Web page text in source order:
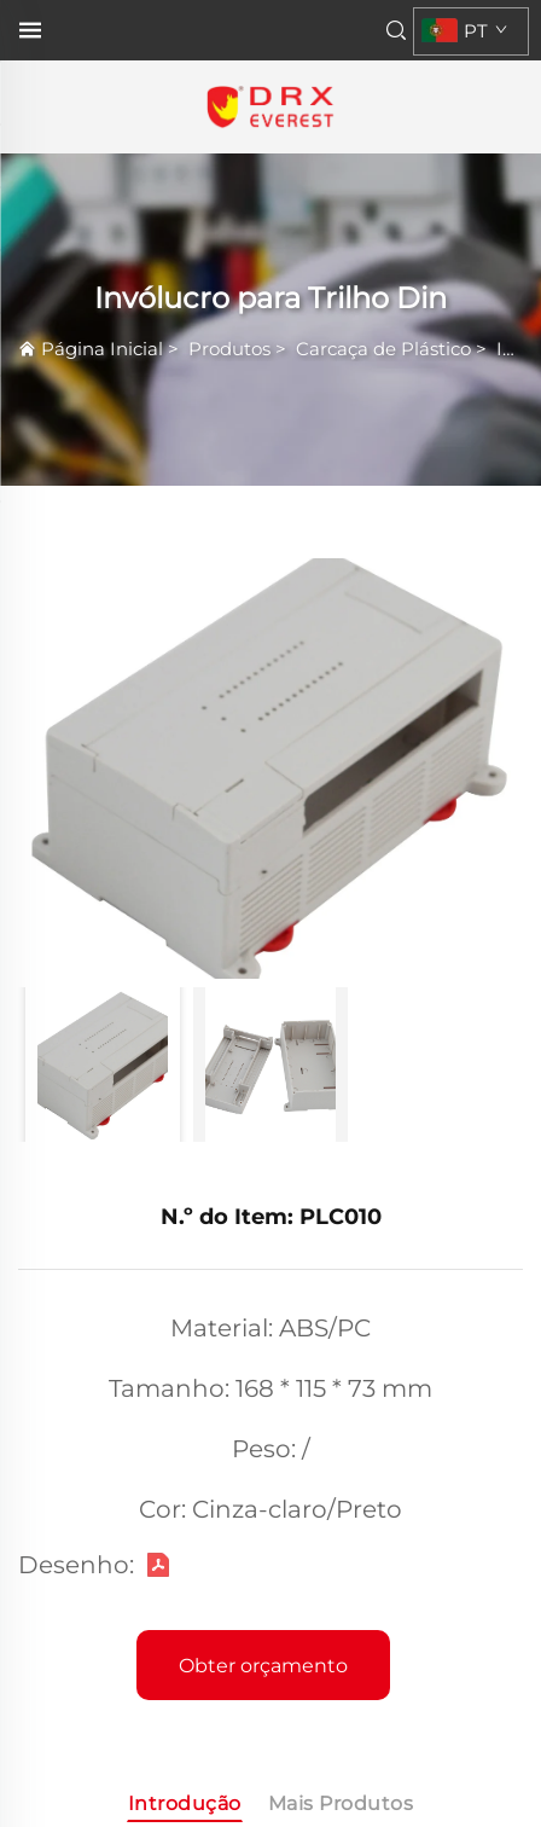
PT
Invólucro para Trilho Din
Página Inicial> Produtos> Carcaça de Plástico>Invólucro para Trilho Din
N.º do Item: PLC010
Material: ABS/PC
Tamanho: 168 * 115 * 73 mm
Peso: /
Cor: Cinza-claro/Preto
Desenho:
Obter orçamento
Introdução Mais Produtos